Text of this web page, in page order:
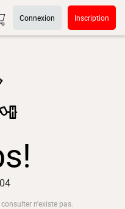
Connexion Inscription
n'existe pas.